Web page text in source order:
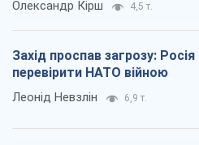
Олександр Кірш 4,5 т.
Захід проспав загрозу:
перевірити НАТО війною
Леонід Невзлін 6,9 т.